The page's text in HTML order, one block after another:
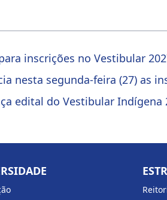
inscrições no Vestibular
nesta segunda-feira (27) as
edital do Vestibular